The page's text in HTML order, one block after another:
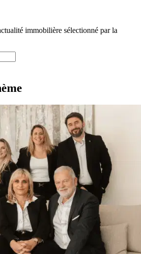
immobilière sélectionné par la